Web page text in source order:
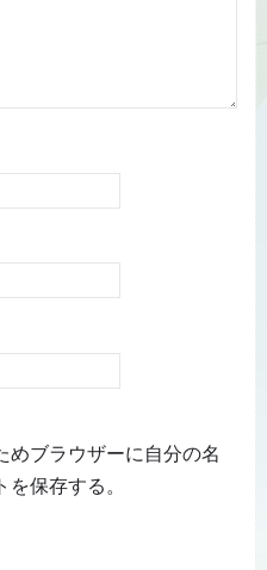
めブラウザーに自分の名
保存する。